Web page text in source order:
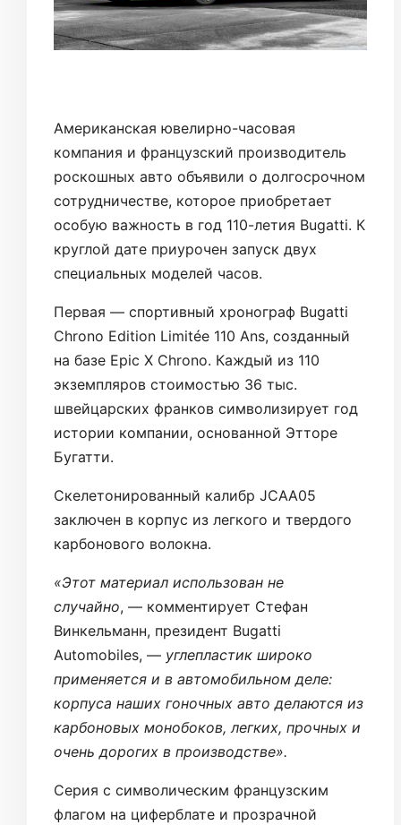
Американская ювелирно-часовая
компания и французский производитель
роскошных авто объявили о долгосрочном
сотрудничестве, которое приобретает
особую важность в год 110-летия Bugatti. К
круглой дате приурочен запуск двух
специальных моделей часов.
Первая — спортивный хронограф Bugatti
Chrono Edition Limitée 110 Ans, созданный
на базе Epic X Chrono. Каждый из 110
экземпляров стоимостью 36 тыс.
швейцарских франков символизирует год
истории компании, основанной Этторе
Бугатти.
Скелетонированный калибр JCAA05
заключен в корпус из легкого и твердого
карбонового волокна.
«Этот материал использован не
случайно, — комментирует Стефан
Винкельманн, президент Bugatti
Automobiles, — углепластик широко
применяется и в автомобильном деле:
корпуса наших гоночных авто делаются из
карбоновых монобоков, легких, прочных и
очень дорогих в производстве».
Серия с символическим французским
флагом на циферблате и прозрачной